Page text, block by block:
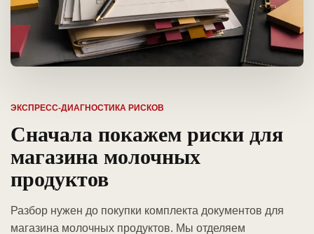
ЭКСПРЕСС-ДИАГНОСТИКА РИСКОВ
Сначала покажем риски для
магазина молочных
продуктов
Разбор нужен до покупки комплекта документов для
магазина молочных продуктов. Мы отделяем